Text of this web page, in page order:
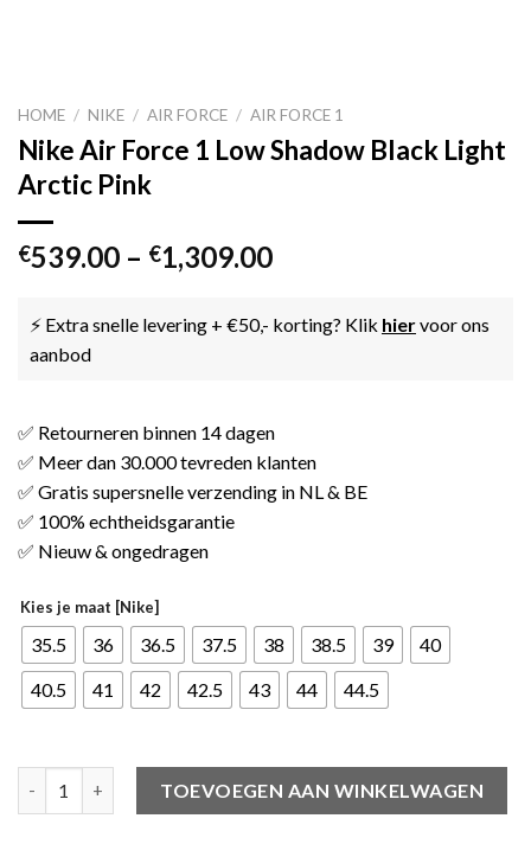
HOME / NIKE / AIR FORCE / AIR FORCE 1
Nike Air Force 1 Low Shadow Black Light
Arctic Pink
€539.00 – €1,309.00
⚡ Extra snelle levering + €50,- korting? Klik hiervoor ons
aanbod
✅ Retourneren binnen 14 dagen
✅ Meer dan 30.000 tevreden klanten
✅ Gratis supersnelle verzending in NL & BE
✅ 100% echtheidsgarantie
✅ Nieuw & ongedragen
Kies je maat [Nike]
35.5 36 36.5 37.5 38 38.5 39
40
40.5
41 42 42.5 43 44 44.5
TOEVOEGEN AAN WINKELWAGEN